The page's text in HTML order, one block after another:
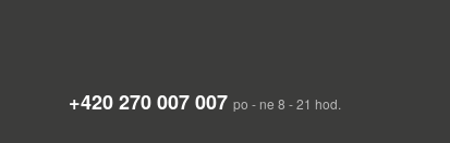
osvětlených kolonádách. V posledních letech prodělala
hotely v leckterém vyhlášeném turistickém letovisku ve
+420 270 007 007 po - ne 8 - 21 hod.